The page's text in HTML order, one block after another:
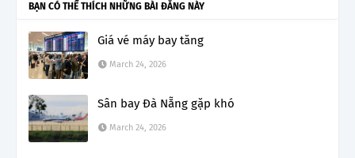
BẠN CÓ THỂ THÍCH NHỮNG BÀI ĐĂNG NÀY
Giá vé máy bay tăng
March 24, 2026
Sân bay Đà Nẵng gặp khó
March 24, 2026